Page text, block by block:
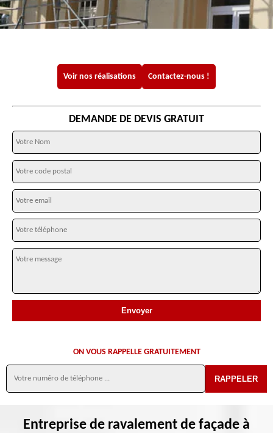
Voir nos réalisations Contactez-nous !
DEMANDE DE DEVIS GRATUIT
ON VOUS RAPPELLE GRATUITEMENT
Entreprise de ravalement de façade à